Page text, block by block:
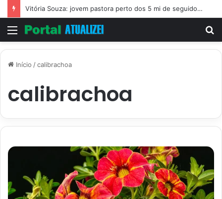
Vitória Souza: jovem pastora perto dos 5 mi de seguidores na web
Menu
Início /calibrachoa
calibrachoa